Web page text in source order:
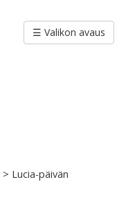
☰ Valikon avaus
> Lucia-päivän